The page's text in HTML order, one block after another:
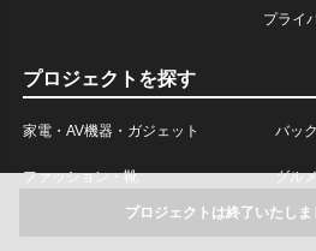
プロジェクトは終了いたしま
プライ
プロジェクトを探す
家電・AV機器・ガジェット バッ
ファッション・靴 グル
コスメ・ビューティー キッ